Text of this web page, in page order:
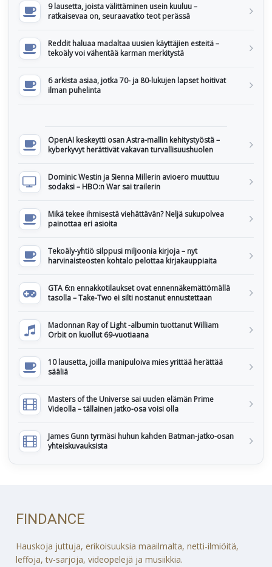
9 lausetta, joista välittäminen usein kuuluu –
ratkaisevaa on, seuraavatko teot perässä
Reddit haluaa madaltaa uusien käyttäjien esteitä –
tekoäly voi vähentää karman merkitystä
6 arkista asiaa, jotka 70- ja 80-lukujen lapset hoitivat
ilman puhelinta
OpenAI keskeytti osan Astra-mallin kehitystyöstä –
kyberkyvyt herättivät vakavan turvallisuushuolen
Dominic Westin ja Sienna Millerin avioero muuttuu
sodaksi – HBO:n War sai trailerin
Mikä tekee ihmisestä viehättävän? Neljä sukupolvea
painottaa eri asioita
Tekoäly-yhtiö silppusi miljoonia kirjoja – nyt
harvinaisteosten kohtalo pelottaa kirjakauppiaita
GTA 6:n ennakkotilaukset ovat ennennäkemättömällä
tasolla – Take-Two ei silti nostanut ennustettaan
Madonnan Ray of Light -albumin tuottanut William
Orbit on kuollut 69-vuotiaana
10 lausetta, joilla manipuloiva mies yrittää herättää
sääliä
Masters of the Universe sai uuden elämän Prime
Videolla – tällainen jatko-osa voisi olla
James Gunn tyrmäsi huhun kahden Batman-jatko-osan
yhteiskuvauksista
FINDANCE
Hauskoja juttuja, erikoisuuksia maailmalta, netti-ilmiöitä,
leffoja, tv-sarjoja, videopelejä ja musiikkia.